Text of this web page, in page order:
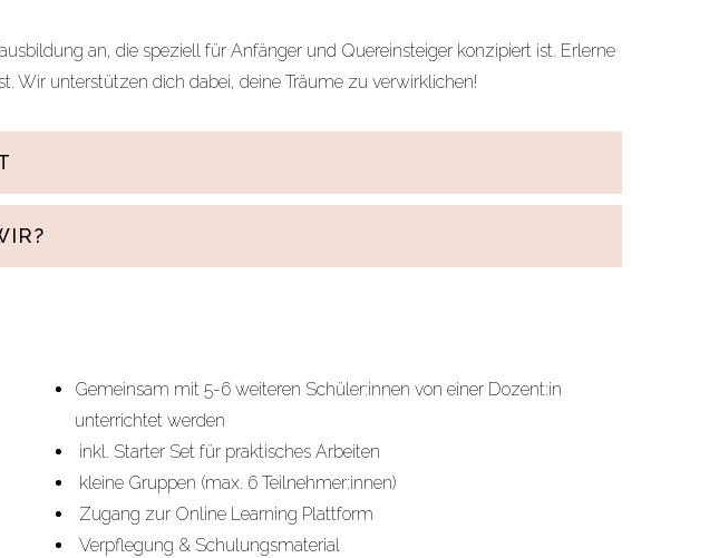
an, die speziell für Anfänger und Quereinsteiger konzipiert ist. Erlerne
Wir unterstützen dich dabei, deine Träume zu verwirklichen!
Gemeinsam mit 5-6 weiteren Schüler:innen von einer Dozent:in
unterrichtet werden
inkl. Starter Set für praktisches Arbeiten
kleine Gruppen (max. 6 Teilnehmer:innen)
Zugang zur Online Learning Plattform
Verpflegung & Schulungsmaterial